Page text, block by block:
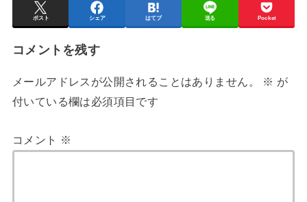
ポスト シェア はてブ 送る Pocket
コメントを残す
メールアドレスが公開されることはありません。 ※ が
付いている欄は必須項目です
コメント ※